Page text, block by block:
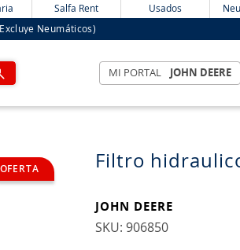
Salfa Rent Usados
Neumáticos)
MI PORTAL JOHN DEERE
Filtro
JOHN DEERE
:906850